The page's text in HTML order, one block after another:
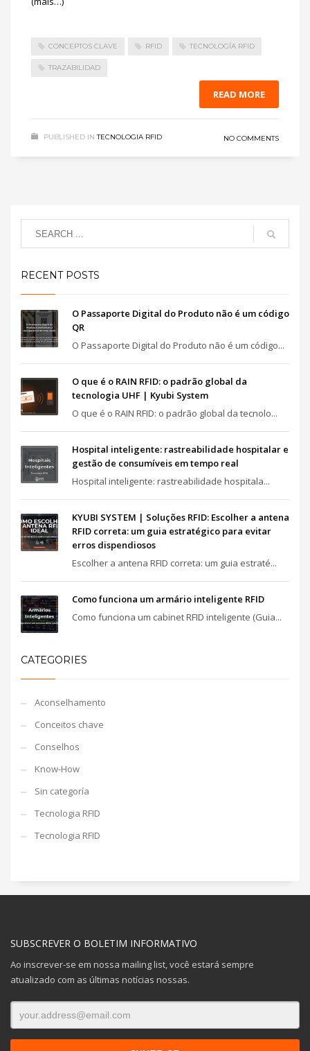
CONCEPTOS CLAVE RFID TECNOLOGÍA RFID
TRAZABILIDAD
READ MORE
PUBLISHED IN TECNOLOGIA RFID NO COMMENTS
RECENT POSTS
O Passaporte Digital do Produto não é um código
QR
O Passaporte Digital do Produto não é um código...
O que é o RAIN RFID: o padrão global da
tecnologia UHF | Kyubi System
O que é o RAIN RFID: o padrão global da tecnolo...
Hospital inteligente: rastreabilidade hospitalar e
gestão de consumíveis em tempo real
Hospital inteligente: rastreabilidade hospitala...
KYUBI SYSTEM | Soluções RFID: Escolher a antena
RFID correta: um guia estratégico para evitar
erros dispendiosos
Escolher a antena RFID correta: um guia estraté...
Como funciona um armário inteligente RFID
Como funciona um cabinet RFID inteligente (Guia...
CATEGORIES
Aconselhamento
Conceitos chave
Conselhos
Know-How
Sin categoría
Tecnologia RFID
Tecnologia RFID
SUBSCREVER O BOLETIM INFORMATIVO
Ao inscrever-se em nossa mailing list, você estará sempre
atualizado com as últimas notícias nossas.